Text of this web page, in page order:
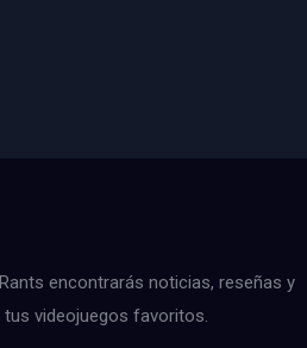
encontrarás noticias, reseñas y
videojuegos favoritos.